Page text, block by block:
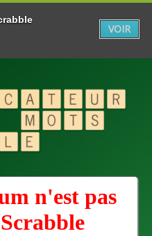
n'est pas
Scrabble
VOIR